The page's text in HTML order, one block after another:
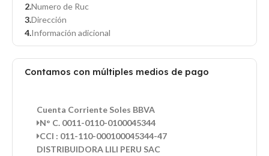
Numero de Ruc
Dirección
Información adicional
Contamos con múltiples medios de pago
Cuenta Corriente Soles BBVA
N° C. 0011-0110-0100045344
CCI : 011-110-000100045344-47
DISTRIBUIDORA LILI PERU SAC